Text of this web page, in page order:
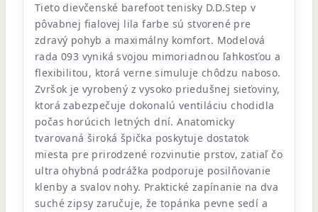
Tieto dievčenské barefoot tenisky D.D.Step v
pôvabnej fialovej lila farbe sú stvorené pre
zdravý pohyb a maximálny komfort. Modelová
rada 093 vyniká svojou mimoriadnou ľahkosťou a
flexibilitou, ktorá verne simuluje chôdzu naboso.
Zvršok je vyrobený z vysoko priedušnej sieťoviny,
ktorá zabezpečuje dokonalú ventiláciu chodidla
počas horúcich letných dní. Anatomicky
tvarovaná široká špička poskytuje dostatok
miesta pre prirodzené rozvinutie prstov, zatiaľ čo
ultra ohybná podrážka podporuje posilňovanie
klenby a svalov nohy. Praktické zapínanie na dva
suché zipsy zaručuje, že topánka pevne sedí a